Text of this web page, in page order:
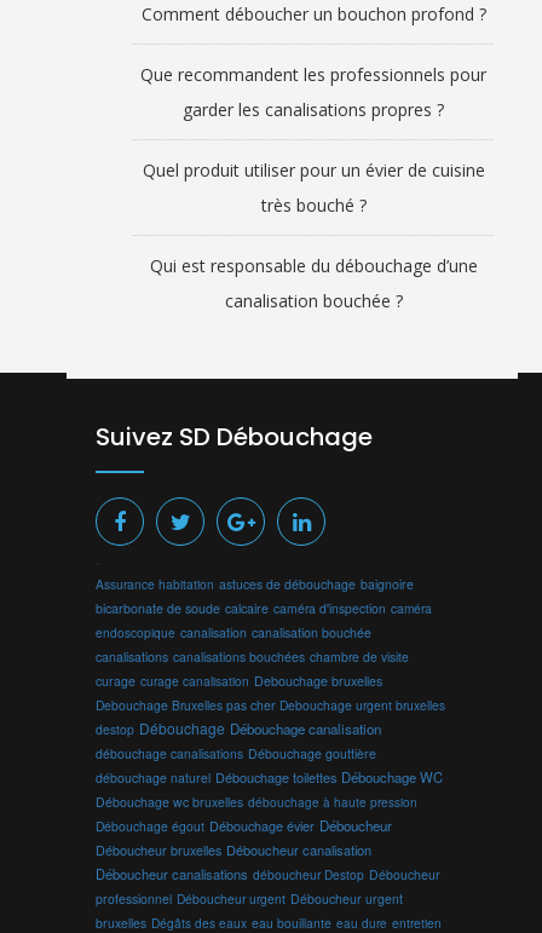
Comment déboucher un bouchon profond ?
Que recommandent les professionnels pour
garder les canalisations propres ?
Quel produit utiliser pour un évier de cuisine
très bouché ?
Qui est responsable du débouchage d’une
canalisation bouchée ?
Suivez SD Débouchage
Assurance habitation astuces de débouchage baignoire
bicarbonate de soude calcaire caméra d'inspection caméra
endoscopique canalisation canalisation bouchée
canalisations canalisations bouchées chambre de visite
curage curage canalisation Debouchage bruxelles
Debouchage Bruxelles pas cher Debouchage urgent bruxelles
destop Débouchage Débouchage canalisation
débouchage canalisations Débouchage gouttière
débouchage naturel Débouchage toilettes Débouchage WC
Débouchage wc bruxelles débouchage à haute pression
Débouchage égout Débouchage évier Déboucheur
Déboucheur bruxelles Déboucheur canalisation
Déboucheur canalisations déboucheur Destop Déboucheur
professionnel Déboucheur urgent Déboucheur urgent
bruxelles Dégâts des eaux eau bouillante eau dure entretien